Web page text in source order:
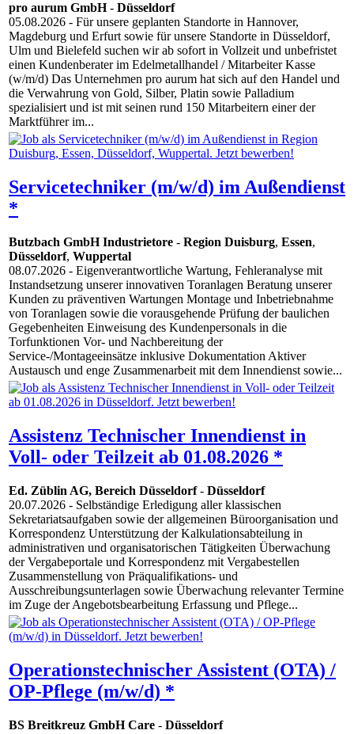
pro aurum GmbH- Düsseldorf
05.08.2026 - Für unsere geplanten Standorte in Hannover,
Magdeburg und Erfurt sowie für unsere Standorte in Düsseldorf,
Ulm und Bielefeld suchen wir ab sofort in Vollzeit und unbefristet
einen Kundenberater im Edelmetallhandel / Mitarbeiter Kasse
(w/m/d) Das Unternehmen pro aurum hat sich auf den Handel und
die Verwahrung von Gold, Silber, Platin sowie Palladium
spezialisiert und ist mit seinen rund 150 Mitarbeitern einer der
Marktführer im...
Servicetechniker (m/w/d) im Außendienst
*
Butzbach GmbH Industrietore - Region Duisburg, Essen,
Düsseldorf, Wuppertal
08.07.2026 - Eigenverantwortliche Wartung, Fehleranalyse mit
Instandsetzung unserer innovativen Toranlagen Beratung unserer
Kunden zu präventiven Wartungen Montage und Inbetriebnahme
von Toranlagen sowie die vorausgehende Prüfung der baulichen
Gegebenheiten Einweisung des Kundenpersonals in die
Torfunktionen Vor- und Nachbereitung der
Service-/Montageeinsätze inklusive Dokumentation Aktiver
Austausch und enge Zusammenarbeit mit dem Innendienst sowie...
Assistenz Technischer Innendienst in
Voll- oder Teilzeit ab 01.08.2026 *
Ed. Züblin AG, Bereich Düsseldorf- Düsseldorf
20.07.2026 - Selbständige Erledigung aller klassischen
Sekretariatsaufgaben sowie der allgemeinen Büroorganisation und
Korrespondenz Unterstützung der Kalkulationsabteilung in
administrativen und organisatorischen Tätigkeiten Überwachung
der Vergabeportale und Korrespondenz mit Vergabestellen
Zusammenstellung von Präqualifikations- und
Ausschreibungsunterlagen sowie Überwachung relevanter Termine
im Zuge der Angebotsbearbeitung Erfassung und Pflege...
Operationstechnischer Assistent (OTA) /
OP-Pflege (m/w/d) *
BS Breitkreuz GmbH Care - Düsseldorf